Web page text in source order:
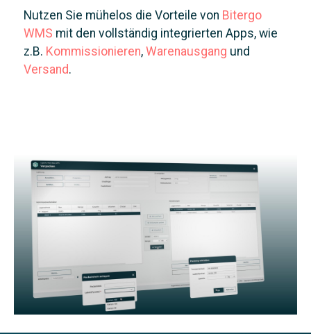
Nutzen Sie mühelos die Vorteile von Bitergo
WMS mit den vollständig integrierten Apps, wie
z.B. Kommissionieren, Warenausgang und
Versand.